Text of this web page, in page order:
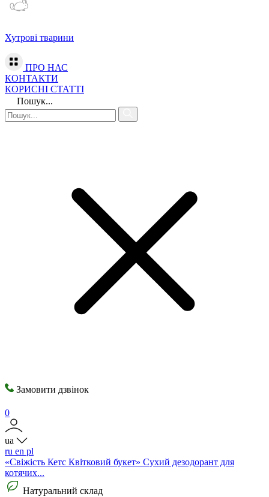
Хутрові тварини
ПРО НАС
КОНТАКТИ
КОРИСНІ СТАТТІ
Пошук...
Замовити дзвінок
0
ua
ru en pl
«Свіжість Кетс Квітковий букет» Сухий дезодорант для
котячих...
Натуральний склад